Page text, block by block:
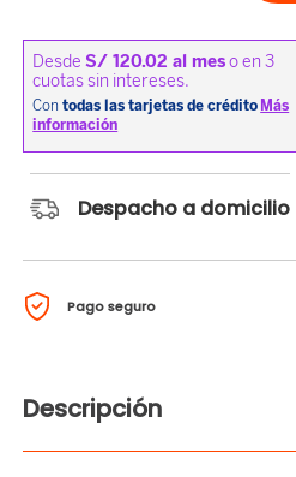
Despacho a domicilio
Pago seguro
Descripción